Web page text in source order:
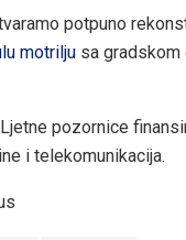
potpuno
motrilju sa gradskom
pozornice
i telekomunikacija.